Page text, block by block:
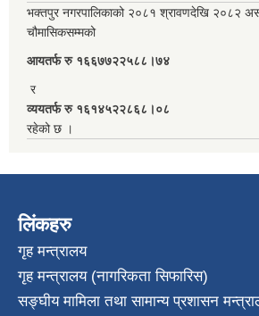
भक्तपुर नगरपालिकाको २०८१ श्रावणदेखि २०८२
चौमासिकसम्मको
आयतर्फ रु‌ १६६७७२२५८८।७४
र
व्ययतर्फ रु १६१४५२२८६८।०८
रहेको छ ।
लिंकहरु
गृह मन्त्रालय
गृह मन्त्रालय (नागरिकता सिफारिस)
सङ्घीय मामिला तथा सामान्य प्रशासन